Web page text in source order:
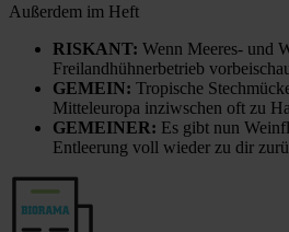
Außerdem im Heft
RISKANT: Wenn Meeres- und
Freilandhühnerbetrieb
GEMEIN: Tropische
Mitteleuropa inziwschen oft zu
GEMEINER: Es gibt nun
Entleerung voll wieder zu dir